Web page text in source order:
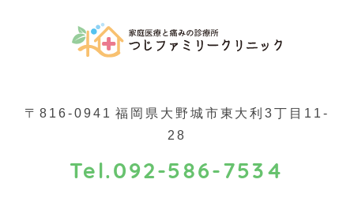
〒816-0941 福岡県大野城市東大利3丁目11-
28
Tel. 092-586-7534